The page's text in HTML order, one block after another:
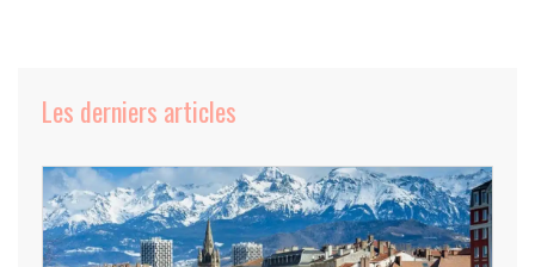
Les derniers articles